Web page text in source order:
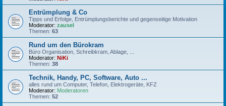
Entrümplung & Co
Tipps und Erfolge, Entrümplungsberichte und gegenseitige Motivation
Moderator: zausel
Themen: 63
Rund um den Bürokram
Büro Organisation, Schreibkram, Ablage, ...
Moderator: NiKi
Themen: 38
Technik, Handy, PC, Software, Auto ...
alles rund um Computer, Telefon, Elektrogeräte, KFZ
Moderator: Moderatoren
Themen: 52